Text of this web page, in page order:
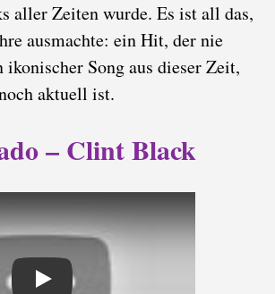
aller Zeiten wurde. Es ist all das,
ausmachte: ein Hit, der nie
Song aus dieser Zeit,
aktuell ist.
– Clint Black
Play